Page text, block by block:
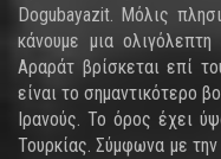
Dogubayazit. Μόλις
κάνουμε μια
Αραράτ βρίσκεται επί
είναι το σημαντικότερο
Ιρανούς. Το όρος έχει
Τουρκίας. Σύμφωνα με